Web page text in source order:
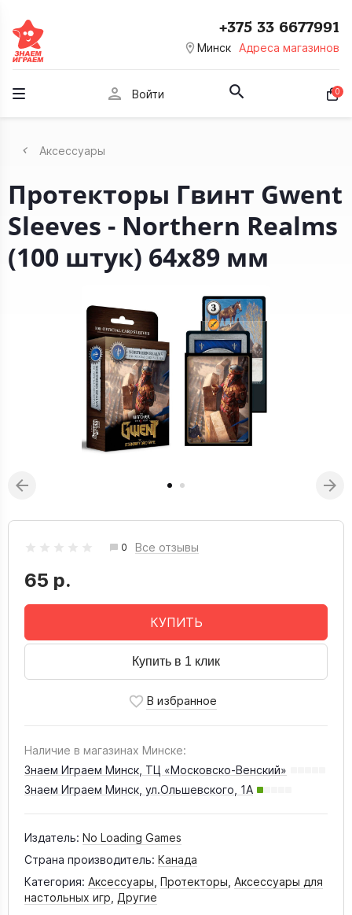
room Минск Адреса магазинов
+375 33 6677991
person Войти 0
Аксессуары
Протекторы Гвинт Gwent
Sleeves - Northern Realms
(100 штук) 64х89 мм
0 Все отзывы
65 р.
КУПИТЬ
Купить в 1 клик
Наличие в магазинах Минске:
Знаем Играем Минск, ТЦ «Московско-Венский»
Знаем Играем Минск, ул.Ольшевского, 1А
Издатель: No Loading Games
Страна производитель: Канада
Категория: Аксессуары Протекторы Аксессуары для
настольных игр Другие